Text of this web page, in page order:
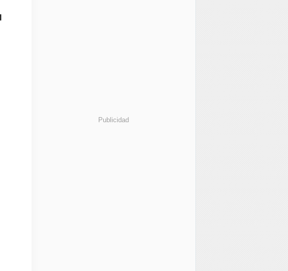
Publicidad